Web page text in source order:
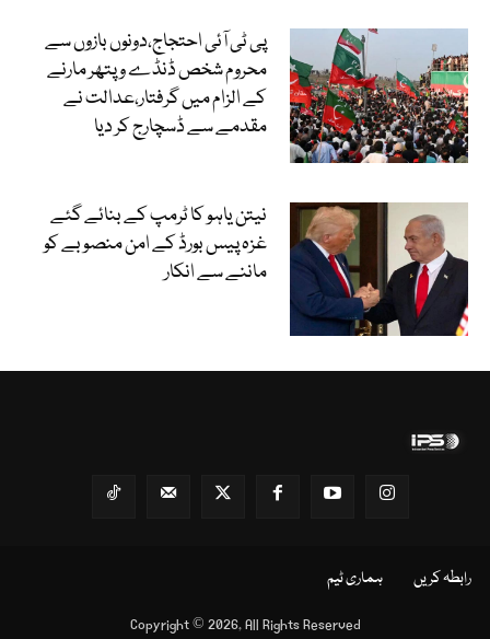
پی ٹی آئی احتجاج،دونوں بازوں سے
محروم شخص ڈنڈے و پتھر مارنے
کے الزام میں گرفتار،عدالت نے
مقدمے سے ڈسچارج کر دیا
نیتن یاہو کا ٹرمپ کے بنائے گئے
غزہ پیس بورڈ کے امن منصوبے کو
ماننے سے انکار
Copyright © 2026, All Rights Reserved
رابطہ کریں ہماری ٹیم